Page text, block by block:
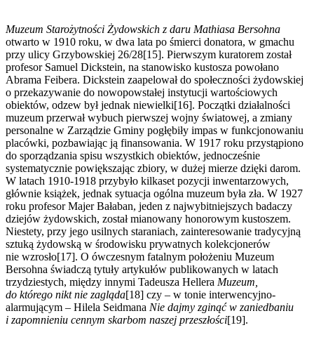
Muzeum Starożytności Żydowskich z daru Mathiasa Bersohna
otwarto w 1910 roku, w dwa lata po śmierci donatora, w gmachu
przy ulicy Grzybowskiej 26/28[15]. Pierwszym kuratorem został
profesor Samuel Dickstein, na stanowisko kustosza powołano
Abrama Feibera. Dickstein zaapelował do społeczności żydowskiej
o przekazywanie do nowopowstałej instytucji wartościowych
obiektów, odzew był jednak niewielki[16]. Początki działalności
muzeum przerwał wybuch pierwszej wojny światowej, a zmiany
personalne w Zarządzie Gminy pogłębiły impas w funkcjonowaniu
placówki, pozbawiając ją finansowania. W 1917 roku przystąpiono
do sporządzania spisu wszystkich obiektów, jednocześnie
systematycznie powiększając zbiory, w dużej mierze dzięki darom.
W latach 1910-1918 przybyło kilkaset pozycji inwentarzowych,
głównie książek, jednak sytuacja ogólna muzeum była zła. W 1927
roku profesor Majer Bałaban, jeden z najwybitniejszych badaczy
dziejów żydowskich, został mianowany honorowym kustoszem.
Niestety, przy jego usilnych staraniach, zainteresowanie tradycyjną
sztuką żydowską w środowisku prywatnych kolekcjonerów
nie wzrosło[17]. O ówczesnym fatalnym położeniu Muzeum
Bersohna świadczą tytuły artykułów publikowanych w latach
trzydziestych, między innymi Tadeusza Hellera Muzeum,
do którego nikt nie zagląda[18] czy – w tonie interwencyjno-
alarmującym – Hilela Seidmana Nie dajmy zginąć w zaniedbaniu
i zapomnieniu cennym skarbom naszej przeszłości[19].